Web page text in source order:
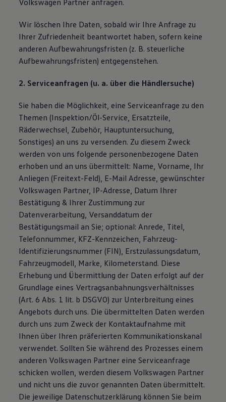
Volkswagen Partner anfragen.
Wir löschen Ihre Daten, sobald wir Ihre Anfrage zu
Ihrer Zufriedenheit beantwortet haben, sofern keine
anderen Aufbewahrungsfristen (z. B. steuerliche
Aufbewahrungsfristen) entgegenstehen.
2. Serviceanfragen (u. a. über die Händlersuche)
Sie haben die Möglichkeit, eine Serviceanfrage zu den
Themen (Inspektion/Öl-Service, Ersatzteile,
Räderwechsel, Zubehör, Hauptuntersuchung,
Sonstiges) an uns zu versenden. Zu diesem Zweck
werden von uns folgende personenbezogene Daten
erhoben und an uns übermittelt: Name, Vorname, Ihr
Anliegen (Freitext-Feld), E-Mail Adresse, gewünschter
Volkswagen Partner, IP-Adresse, Datum Ihrer
Bestätigung & Ihrer Zustimmung zur
Datenverarbeitung, Versanddatum der
Bestätigungsmail an Sie; optional: Anrede, Titel,
Telefonnummer, KFZ-Kennzeichen, Fahrzeug-
Identifizierungsnummer (FIN), Erstzulassungsdatum,
Fahrzeugmodell, Marke, Kilometerstand. Diese
Erhebung und Übermittlung der Daten erfolgt auf der
Grundlage eines Vertragsanbahnungsverhältnisses
(Art. 6 Abs. 1 lit. b DSGVO) zur Unterbreitung eines
Angebots durch uns. Die übermittelten Daten werden
durch uns zum Zweck der Kontaktaufnahme mit
Ihnen über Ihren präferierten Kommunikationskanal
verwendet. Sollten Sie während des Prozesses einem
anderen Volkswagen Partner eine Serviceanfrage
schicken wollen, werden diesem Volkswagen Partner
und nicht uns die zuvor genannten Daten übermittelt.
Die jeweilige Datenschutzerklärung können Sie beim